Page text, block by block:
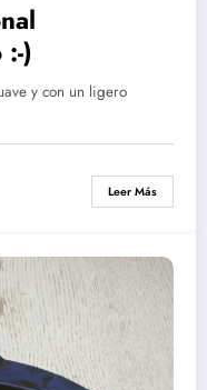
:-)
y con un ligero
Leer Más